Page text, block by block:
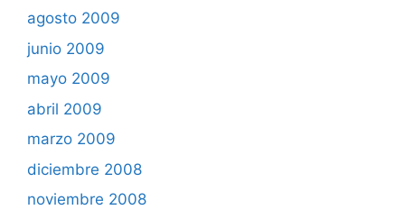
agosto 2009
junio 2009
mayo 2009
abril 2009
marzo 2009
diciembre 2008
noviembre 2008